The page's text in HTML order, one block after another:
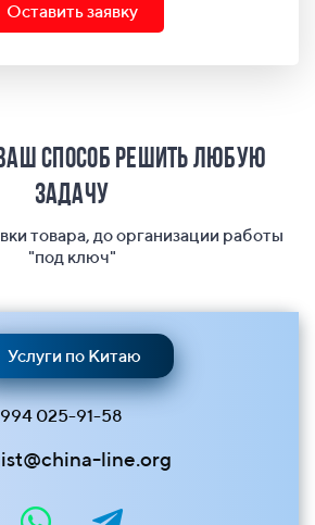
Оставить заявку
способ решить любую
задачу
товара, до организации работы
"под ключ"
Услуги по Китаю
994 025-91-58
line.org